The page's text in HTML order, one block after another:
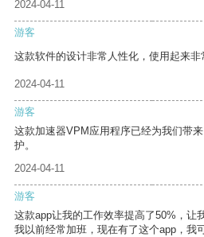
2024-04-11
游客
这款软件的设计非常人性化，使用起来非
2024-04-11
游客
这款加速器VPM应用程序已经为我们带
护。
2024-04-11
游客
这款app让我的工作效率提高了50%，让
我以前经常加班，现在有了这个app，我